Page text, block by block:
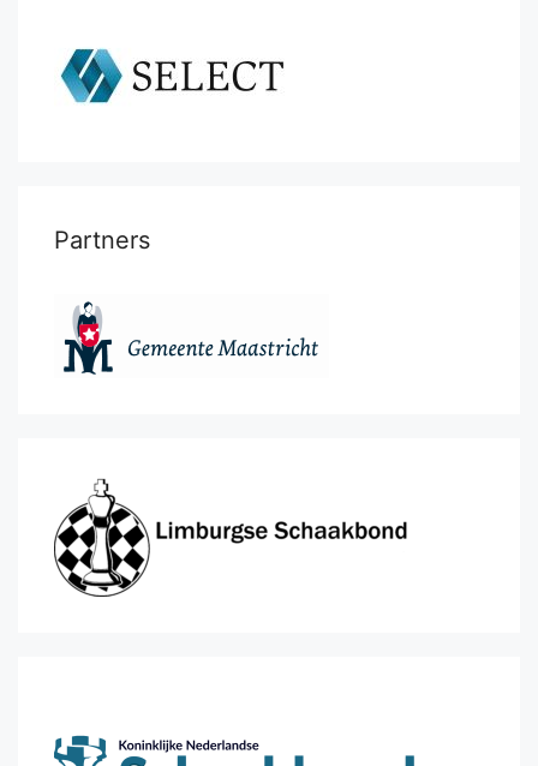
Partners